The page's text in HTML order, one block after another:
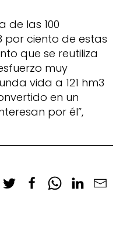
de las 100
por ciento de estas
que se reutiliza
muy
vida a 121 hm3
en un
por él”,